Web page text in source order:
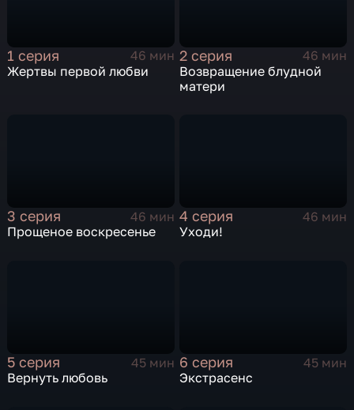
1 серия
46 мин
Жертвы первой любви
2 серия
46 мин
Возвращение блудной
матери
3 серия
46 мин
Прощеное воскресенье
4 серия
46 мин
Уходи!
5 серия
45 мин
Вернуть любовь
6 серия
45 мин
Экстрасенс